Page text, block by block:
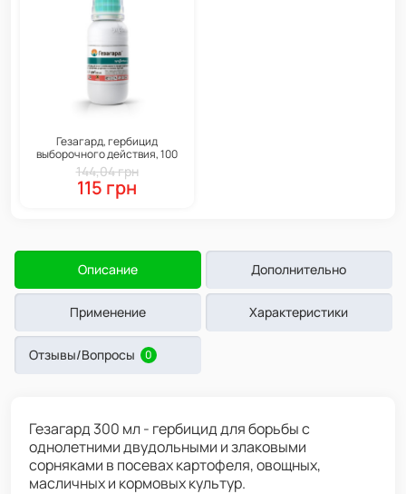
Гезагард, гербицид
выборочного действия, 100
мл, Syngenta
115 грн
144,04 грн
Описание Дополнительно
Применение Характеристики
Отзывы/Вопросы 0
Гезагард 300 мл - гербицид для борьбы с
однолетними двудольными и злаковыми
сорняками в посевах картофеля, овощных,
масличных и кормовых культур.